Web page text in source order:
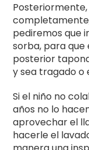
pediremos que
sorba, para que
posterior
y sea tragado o
Si el niño no
años no lo
aprovechar el
hacerle el